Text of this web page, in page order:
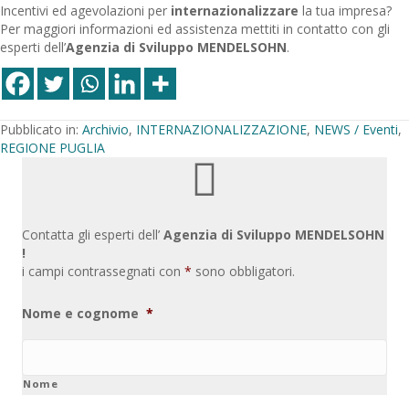
Incentivi ed agevolazioni per internazionalizzare la tua impresa?
Per maggiori informazioni ed assistenza mettiti in contatto con gli
esperti dell’Agenzia di Sviluppo MENDELSOHN.
Pubblicato in: Archivio, INTERNAZIONALIZZAZIONE, NEWS / Eventi,
REGIONE PUGLIA
Contatta gli esperti dell’ Agenzia di Sviluppo MENDELSOHN
!
i campi contrassegnati con * sono obbligatori.
Nome e cognome *
Nome